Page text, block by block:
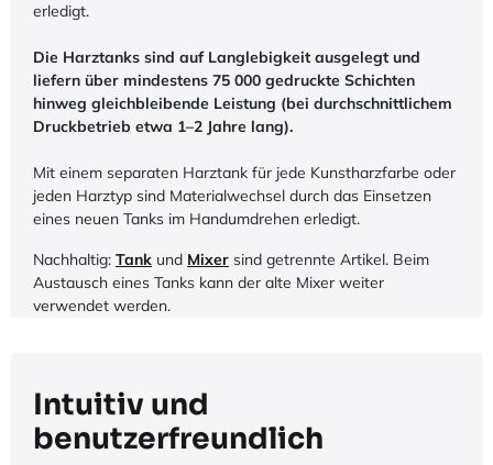
erledigt.
Die Harztanks sind auf Langlebigkeit ausgelegt und
liefern über mindestens 75 000 gedruckte Schichten
hinweg gleichbleibende Leistung (bei durchschnittlichem
Druckbetrieb etwa 1–2 Jahre lang).
Mit einem separaten Harztank für jede Kunstharzfarbe oder
jeden Harztyp sind Materialwechsel durch das Einsetzen
eines neuen Tanks im Handumdrehen erledigt.
Nachhaltig: Tank und Mixer sind getrennte Artikel. Beim
Austausch eines Tanks kann der alte Mixer weiter
verwendet werden.
Intuitiv und
benutzerfreundlich